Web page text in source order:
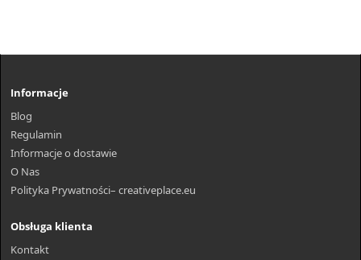
Informacje
Blog
Regulamin
Informacje o dostawie
O Nas
Polityka Prywatności– creativeplace.eu
Obsługa klienta
Kontakt